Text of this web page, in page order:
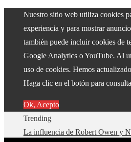
Nuestro sitio web utiliza cookies
experiencia y para mostrar
también puede incluir cookies de
Google Analytics o YouTube. Al
uso de cookies. Hemos
Haga clic en el botón para
Ok, Acepto
Trending
La influencia de Robert Owen y